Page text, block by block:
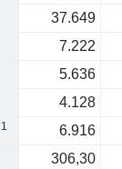
37.649
7.222
5.636
4.128
1 6.916
306,30